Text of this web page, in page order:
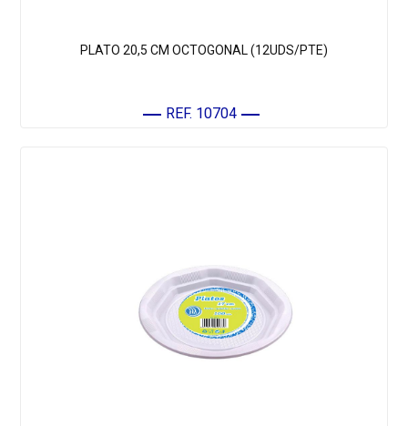
PLATO 20,5 CM OCTOGONAL (12UDS/PTE)
REF. 10704